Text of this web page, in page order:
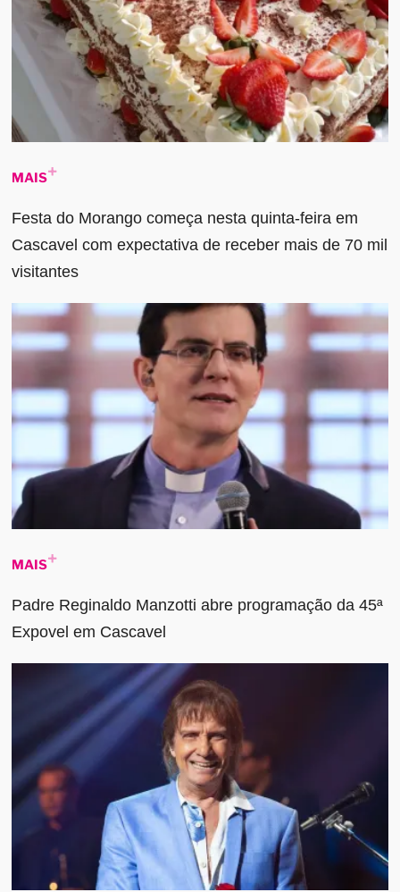
MAIS
Festa do Morango começa nesta quinta-feira em
Cascavel com expectativa de receber mais de 70 mil
visitantes
MAIS
Padre Reginaldo Manzotti abre programação da 45ª
Expovel em Cascavel